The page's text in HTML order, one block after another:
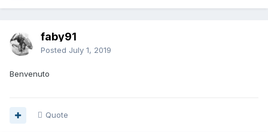
faby91
Posted July 1, 2019
Benvenuto
Quote